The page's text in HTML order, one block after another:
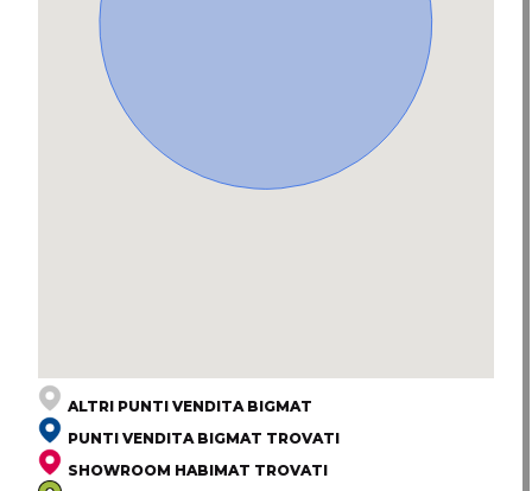
ALTRI PUNTI VENDITA BIGMAT
PUNTI VENDITA BIGMAT TROVATI
SHOWROOM HABIMAT TROVATI